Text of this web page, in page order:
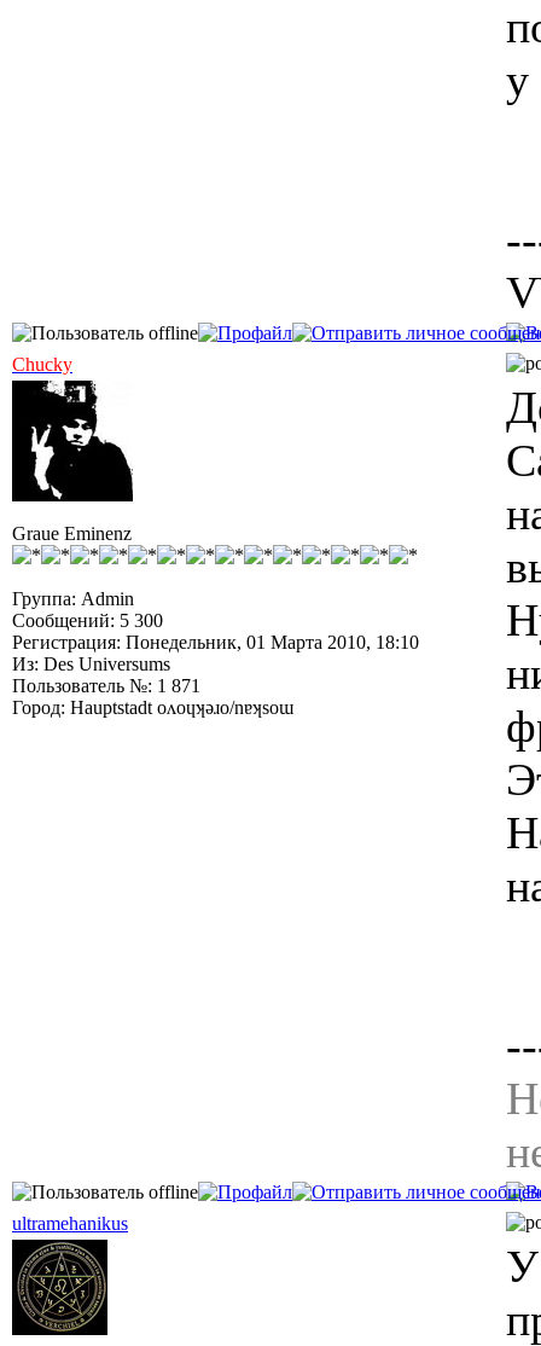
у
Chucky
Graue Eminenz
Группа: Admin
Сообщений: 5 300
Регистрация: Понедельник, 01 Марта 2010, 18:10
Из: Des Universums
Пользователь №: 1 871
Город: Hauptstadt oʌoɥʞǝɹo/nɐʞsoɯ
ultramehanikus
У